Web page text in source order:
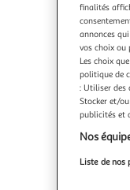
finalités
annonces
vos choix ou
Les choix
politique de
: Utiliser des
Stocker et/
publicités et
Nos
Liste de nos